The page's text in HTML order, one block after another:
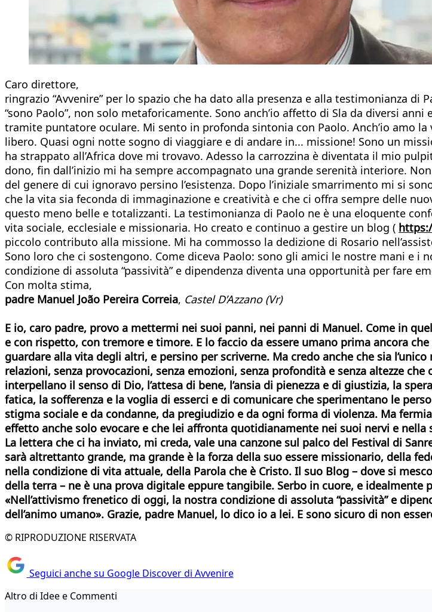
Caro direttore,
ringrazio “Avvenire” per lo spazio che ha dato alla presenza e alla testimonianza
“sono Paolo”, non solo metaforicamente. Sono anch’io affetto di Sla da diversi
tramite puntatore oculare. Mi sento in profonda sintonia con Paolo. Anch’io amo
libero. Quasi ogni notte sogno di viaggiare e di andare in... missione! Sono un
ha strappato all’Africa dove mi trovavo. Adesso la carrozzina è diventata il mio
dono, fin dall’inizio mi ha sempre accompagnato una grande serenità interiore.
del genere di cui ignoravo persino l’esistenza. Dopo l’iniziale smarrimento mi si
che la vita sia feconda di immaginazione e creatività e che ci offra sempre delle
questo meno belle e totalizzanti. La testimonianza di Paolo ne è una eloquente
vita sociale, ecclesiale e missionaria. Ho creato e continuo a gestire un blog (
piccolo contributo alla missione. Mi ha commosso la dedizione di Rosario
Sono loro che ci sostengono. Come diceva Paolo: sono gli amici le nostre mani e i
condizione di assoluta “passività” e dipendenza diventa una opportunità per fare
Con molta stima,
padre Manuel João Pereira Correia, Castel D’Azzano (Vr)
E io, caro padre, provo a mettermi nei suoi panni, nei panni di Manuel. Come in
e con rispetto, con tremore e timore. E lo faccio da essere umano prima ancora
guardare alla vita degli altri, e persino per scriverne. Ma credo anche che sia
relazioni, senza provocazioni, senza emozioni, senza profondità e senza altezze
interpellano il senso di Dio, l’attesa di bene, l’ansia di pienezza e di giustizia, la
fatica, la sofferenza e la voglia di esserci e di comunicare che sperimentano le
stigma sociale e da condanne, da pregiudizio e da ogni forma di violenza. Ma
effetto anche solo evocare e che lei affronta quotidianamente nei suoi nervi e nella
La lettera che ci ha inviato, mi creda, vale una canzone sul palco del Festival di
sarà altrettanto grande, ma grande è la forza della suo essere missionario, della
nella condizione di vita attuale, della Parola che è Cristo. Il suo Blog – dove si
della terra – ne è una prova digitale eppure tangibile. Serbo in cuore, e idealmente
«Nell’attivismo frenetico di oggi, la nostra condizione di assoluta “passività” e
dell’animo umano». Grazie, padre Manuel, lo dico io a lei. E sono sicuro di non
© RIPRODUZIONE RISERVATA
Seguici anche su Google Discover di Avvenire
Altro di Idee e Commenti